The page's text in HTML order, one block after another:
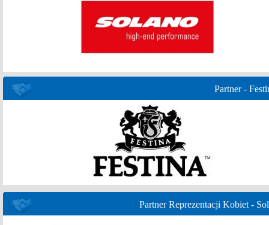
Partner -
Partner Reprezentacji Kobiet -